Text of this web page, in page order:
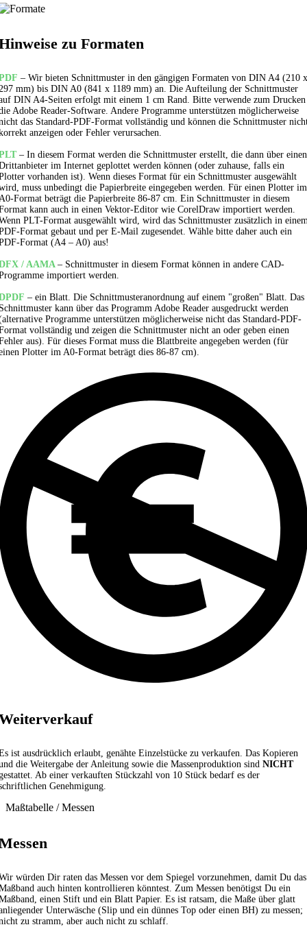
zu Formaten
– Wir bieten Schnittmuster in den gängigen Formaten von DIN A4 (210 x
mm) bis DIN A0 (841 x 1189 mm) an. Die Aufteilung der Schnittmuster
DIN A4-Seiten erfolgt mit einem 1 cm Rand. Bitte verwende zum Drucken
Adobe Reader-Software. Andere Programme unterstützen möglicherweise
das Standard-PDF-Format vollständig und können die Schnittmuster
anzeigen oder Fehler verursachen.
– In diesem Format werden die Schnittmuster erstellt, die dann über einen
im Internet geplottet werden können (oder zuhause, falls ein
vorhanden ist). Wenn dieses Format für ein Schnittmuster ausgewählt
muss unbedingt die Papierbreite eingegeben werden. Für einen Plotter im
Format beträgt die Papierbreite 86-87 cm. Ein Schnittmuster in diesem
kann auch in einen Vektor-Editor wie CorelDraw importiert werden.
PLT-Format ausgewählt wird, wird das Schnittmuster zusätzlich in
Format gebaut und per E-Mail zugesendet. Wähle bitte daher auch ein
Format (A4 – A0) aus!
/ AAMA – Schnittmuster in diesem Format können in andere CAD-
importiert werden.
– ein Blatt. Die Schnittmusteranordnung auf einem "großen" Blatt. Das
kann über das Programm Adobe Reader ausgedruckt werden
Programme unterstützen möglicherweise nicht das Standard-PDF-
vollständig und zeigen die Schnittmuster nicht an oder geben einen
aus). Für dieses Format muss die Blattbreite angegeben werden (für
Plotter im A0-Format beträgt dies 86-87 cm).
ist ausdrücklich erlaubt, genähte Einzelstücke zu verkaufen. Das Kopieren
die Weitergabe der Anleitung sowie die Massenproduktion sind NICHT
Ab einer verkauften Stückzahl von 10 Stück bedarf es der
Genehmigung.
Maßtabelle / Messen
würden Dir raten das Messen vor dem Spiegel vorzunehmen, damit Du das
auch hinten kontrollieren könntest. Zum Messen benötigst Du ein
einen Stift und ein Blatt Papier. Es ist ratsam, die Maße über glatt
Unterwäsche (Slip und ein dünnes Top oder einen BH) zu messen;
zu stramm, aber auch nicht zu schlaff.